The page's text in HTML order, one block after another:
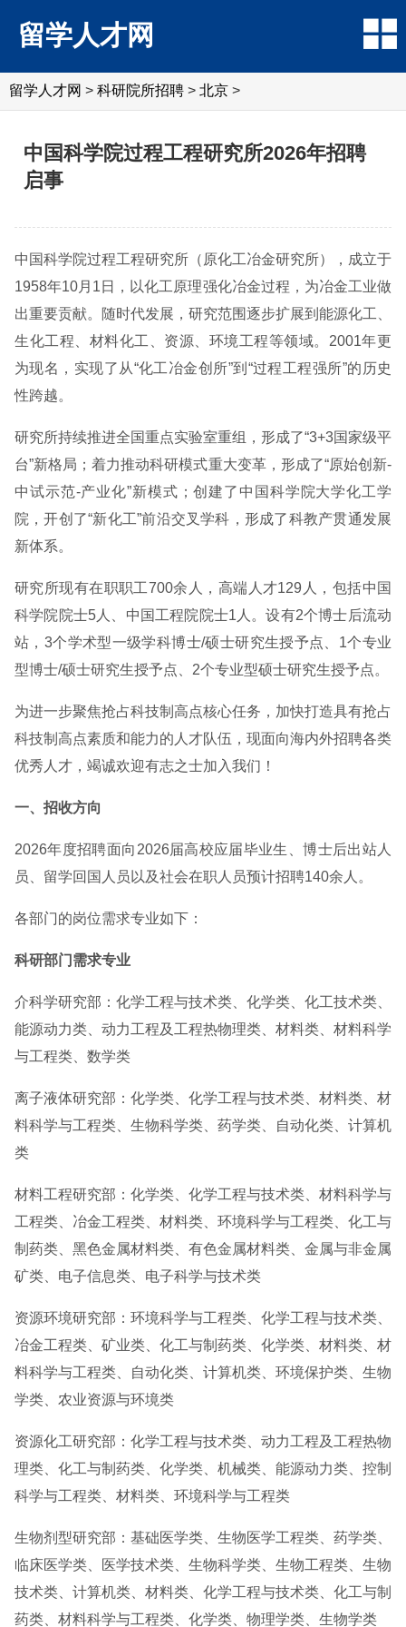
留学人才网
留学人才网 > 科研院所招聘 > 北京 >
中国科学院过程工程研究所2026年招聘
启事
中国科学院过程工程研究所（原化工冶金研究所），成立于
1958年10月1日，以化工原理强化冶金过程，为冶金工业做
出重要贡献。随时代发展，研究范围逐步扩展到能源化工、
生化工程、材料化工、资源、环境工程等领域。2001年更
为现名，实现了从“化工冶金创所”到“过程工程强所”的历史
性跨越。
研究所持续推进全国重点实验室重组，形成了“3+3国家级平
台”新格局；着力推动科研模式重大变革，形成了“原始创新-
中试示范-产业化”新模式；创建了中国科学院大学化工学
院，开创了“新化工”前沿交叉学科，形成了科教产贯通发展
新体系。
研究所现有在职职工700余人，高端人才129人，包括中国
科学院院士5人、中国工程院院士1人。设有2个博士后流动
站，3个学术型一级学科博士/硕士研究生授予点、1个专业
型博士/硕士研究生授予点、2个专业型硕士研究生授予点。
为进一步聚焦抢占科技制高点核心任务，加快打造具有抢占
科技制高点素质和能力的人才队伍，现面向海内外招聘各类
优秀人才，竭诚欢迎有志之士加入我们！
一、招收方向
2026年度招聘面向2026届高校应届毕业生、博士后出站人
员、留学回国人员以及社会在职人员预计招聘140余人。
各部门的岗位需求专业如下：
科研部门需求专业
介科学研究部：化学工程与技术类、化学类、化工技术类、
能源动力类、动力工程及工程热物理类、材料类、材料科学
与工程类、数学类
离子液体研究部：化学类、化学工程与技术类、材料类、材
料科学与工程类、生物科学类、药学类、自动化类、计算机
类
材料工程研究部：化学类、化学工程与技术类、材料科学与
工程类、冶金工程类、材料类、环境科学与工程类、化工与
制药类、黑色金属材料类、有色金属材料类、金属与非金属
矿类、电子信息类、电子科学与技术类
资源环境研究部：环境科学与工程类、化学工程与技术类、
冶金工程类、矿业类、化工与制药类、化学类、材料类、材
料科学与工程类、自动化类、计算机类、环境保护类、生物
学类、农业资源与环境类
资源化工研究部：化学工程与技术类、动力工程及工程热物
理类、化工与制药类、化学类、机械类、能源动力类、控制
科学与工程类、材料类、环境科学与工程类
生物剂型研究部：基础医学类、生物医学工程类、药学类、
临床医学类、医学技术类、生物科学类、生物工程类、生物
技术类、计算机类、材料类、化学工程与技术类、化工与制
药类、材料科学与工程类、化学类、物理学类、生物学类